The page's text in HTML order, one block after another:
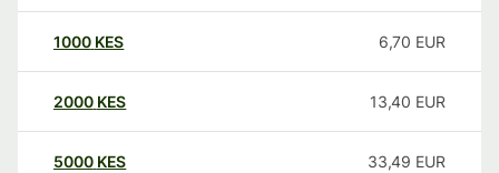
1000 KES 6,70 EUR
2000 KES 13,40 EUR
5000 KES 33,49 EUR